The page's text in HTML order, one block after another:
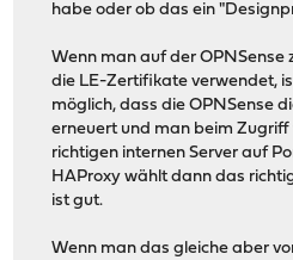
habe oder ob das ein
Wenn man auf der OPNSense
die LE-Zertifikate verwendet,
möglich, dass die OPNSense
erneuert und man beim
richtigen internen Server auf
HAProxy wählt dann das
ist gut.
Wenn man das gleiche aber